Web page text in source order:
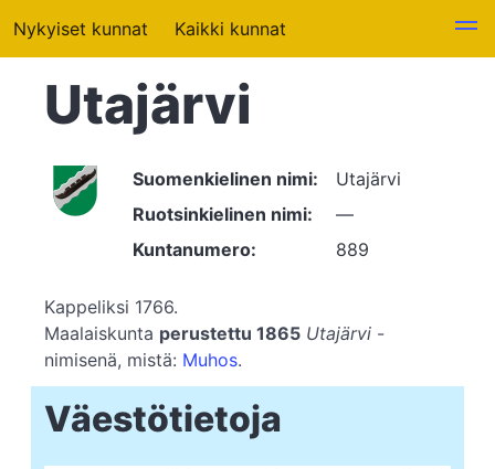
Nykyiset kunnat Kaikki kunnat
Utajärvi
Suomenkielinen nimi:
Utajärvi
Ruotsinkielinen nimi:
—
Kuntanumero:
889
Kappeliksi 1766.
Maalaiskunta perustettu 1865 Utajärvi -
nimisenä, mistä: Muhos.
Väestötietoja